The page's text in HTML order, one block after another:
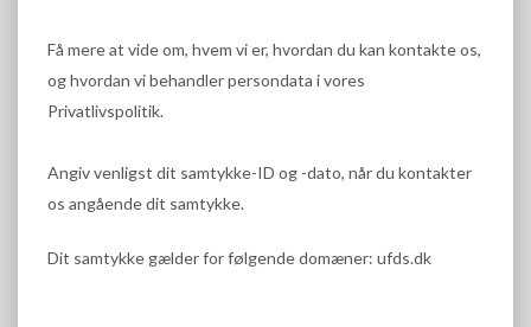
Få mere at vide om, hvem vi er, hvordan du kan kontakte os,
og hvordan vi behandler persondata i vores
Privatlivspolitik.
Angiv venligst dit samtykke-ID og -dato, når du kontakter
os angående dit samtykke.
Dit samtykke gælder for følgende domæner: ufds.dk